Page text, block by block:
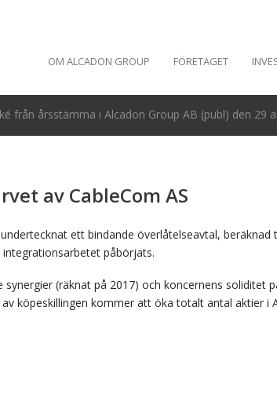
OM ALCADON GROUP FÖRETAGET
från årsstämma i Alcadon Group AB (publ) den 29
av CableCom AS
ett bindande överlåtelseavtal, beräknad
påbörjats.
(räknat på 2017) och koncernens soliditet
köpeskillingen kommer att öka totalt antal aktier i